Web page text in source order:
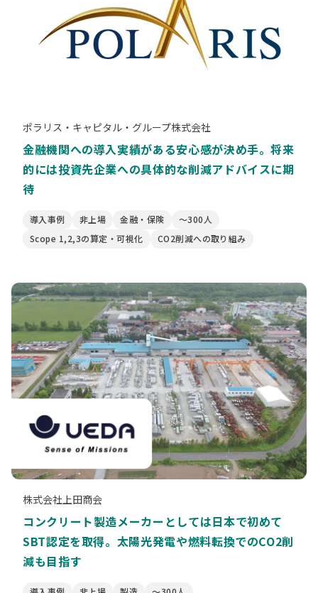
ポラリス・キャピタル・グループ株式会社
金融機関への導入実績がある安心感が決め手。将来
的には投資先企業への具体的な削減アドバイスに期
待
導入事例 非上場 金融・保険
〜300人
Scope 1,2,3の算定・可視化
CO2削減への取り組み
株式会社上田商会
コンクリート製造メーカーとしては日本で初めて
SBT認定を取得。太陽光発電や燃料転換でのCO2削
減も目指す